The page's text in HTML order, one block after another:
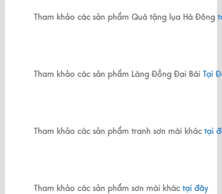
Tham khảo các sản phẩm Quà tặng lụa Hà Đông
Tham khảo các sản phẩm Làng Đồng Đại Bái Tại
Tham khảo các sản phẩm tranh sơn mài khác tại
Tham khảo các sản phẩm sơn mài khác tại đây